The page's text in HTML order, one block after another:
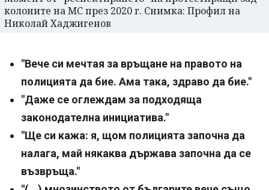
колоните на МС през 2020 г. Снимка: Профил на
Николай Хаджигенов
"Вече си мечтая за връщане на правото на
полицията да бие. Ама така, здраво да бие."
"Даже се оглеждам за подходяща
законодателна инициатива."
"Ще си кажа: я, щом полицията започна да
налага, май някаква държава започна да се
възвръща."